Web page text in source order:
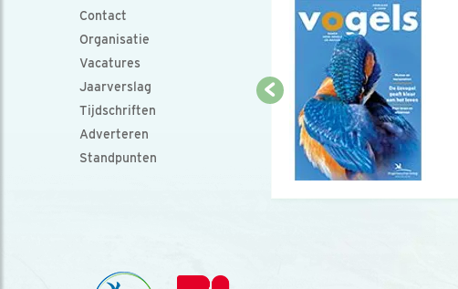
Contact
Organisatie
Vacatures
Jaarverslag
Tijdschriften
Adverteren
Standpunten